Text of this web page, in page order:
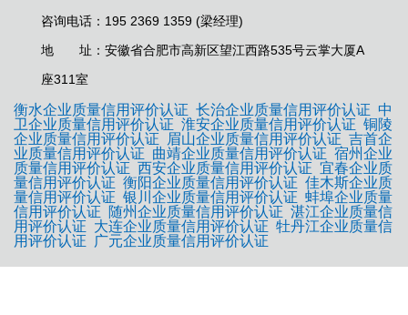
咨询电话：195 2369 1359 (梁经理)
地 址：安徽省合肥市高新区望江西路535号云掌大厦A
座311室
衡水企业质量信用评价认证 长治企业质量信用评价认证 中
卫企业质量信用评价认证 淮安企业质量信用评价认证 铜陵
企业质量信用评价认证
眉山企业质量信用评价认证 吉首企
业质量信用评价认证 曲靖企业质量信用评价认证 宿州企业
质量信用评价认证 西安企业质量信用评价认证 宜春企业质
量信用评价认证 衡阳企业质量信用评价认证 佳木斯企业质
量信用评价认证 银川企业质量信用评价认证 蚌埠企业质量
信用评价认证
随州企业质量信用评价认证 湛江企业质量信
用评价认证 大连企业质量信用评价认证 牡丹江企业质量信
用评价认证
广元企业质量信用评价认证